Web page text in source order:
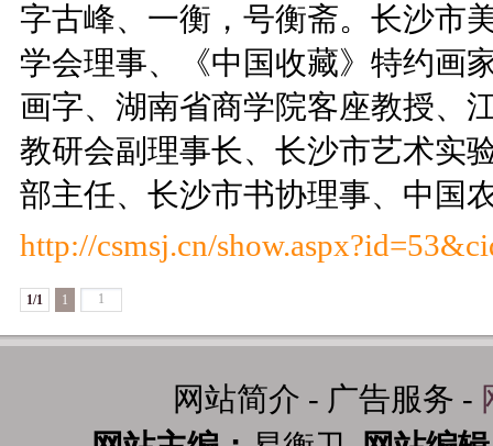
字古峰、一衡，号衡斋。长沙市
学会理事、《中国收藏》特约画
画字、湖南省商学院客座教授、
教研会副理事长、长沙市艺术实
部主任、长沙市书协理事、中国
http://csmsj.cn/
1/1 1
网站简介 - 广告服务 -